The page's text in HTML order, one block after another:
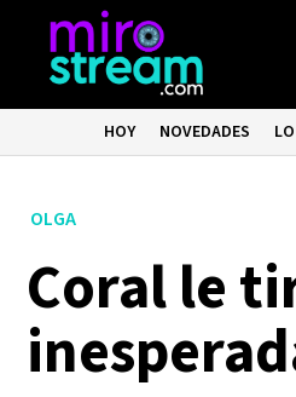
HOY NOVEDADES
OLGA
Coral le